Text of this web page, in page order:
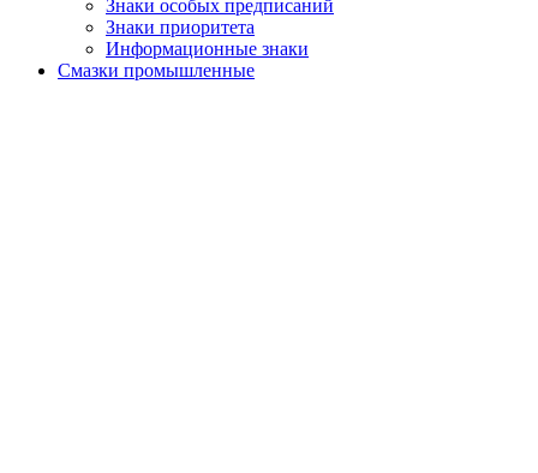
Знаки особых предписаний
Знаки приоритета
Информационные знаки
Смазки промышленные